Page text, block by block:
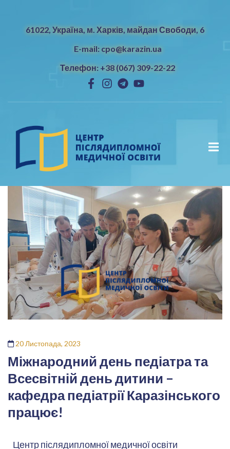
61022, Україна, м. Харків, майдан Свободи, 6
E-mail: cpo@karazin.ua
Телефон: +38 (067) 309-22-22
20 Листопада, 2023
Міжнародний день педіатра та
Всесвітній день дитини –
кафедра педіатрії Каразінського
працює!
Центр післядипломної медичної освіти